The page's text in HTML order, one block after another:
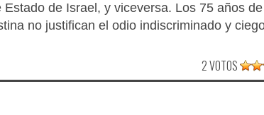
de Israel, y viceversa. Los 75 años de
no justifican el odio indiscriminado y
2 VOTOS